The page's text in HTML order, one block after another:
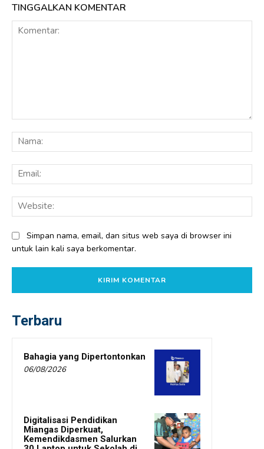
TINGGALKAN KOMENTAR
Simpan nama, email, dan situs web saya di browser ini
untuk lain kali saya berkomentar.
Terbaru
Bahagia yang Dipertontonkan
06/08/2026
Digitalisasi Pendidikan
Miangas Diperkuat,
Kemendikdasmen Salurkan